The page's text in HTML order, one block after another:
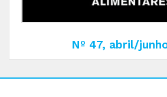
Nº 47, abril/